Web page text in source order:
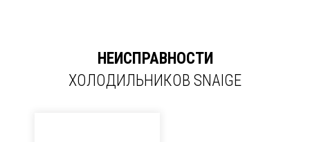
НЕИСПРАВНОСТИ
ХОЛОДИЛЬНИКОВ SNAIGE